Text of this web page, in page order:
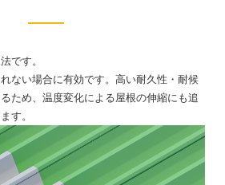
です。
ない場合に有効です。高い耐久性・耐候
ため、温度変化による屋根の伸縮にも追
す。